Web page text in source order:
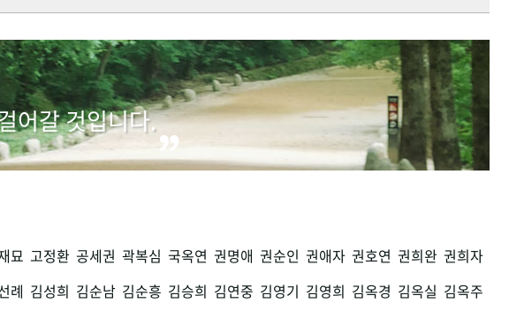
어갈 것입니다.
묘 고정환 공세권 곽복심 국옥연 권명애 권순인 권애자 권호연 권희완 권희자
례 김성희 김순남 김순흥 김승희 김연중 김영기 김영희 김옥경 김옥실 김옥주